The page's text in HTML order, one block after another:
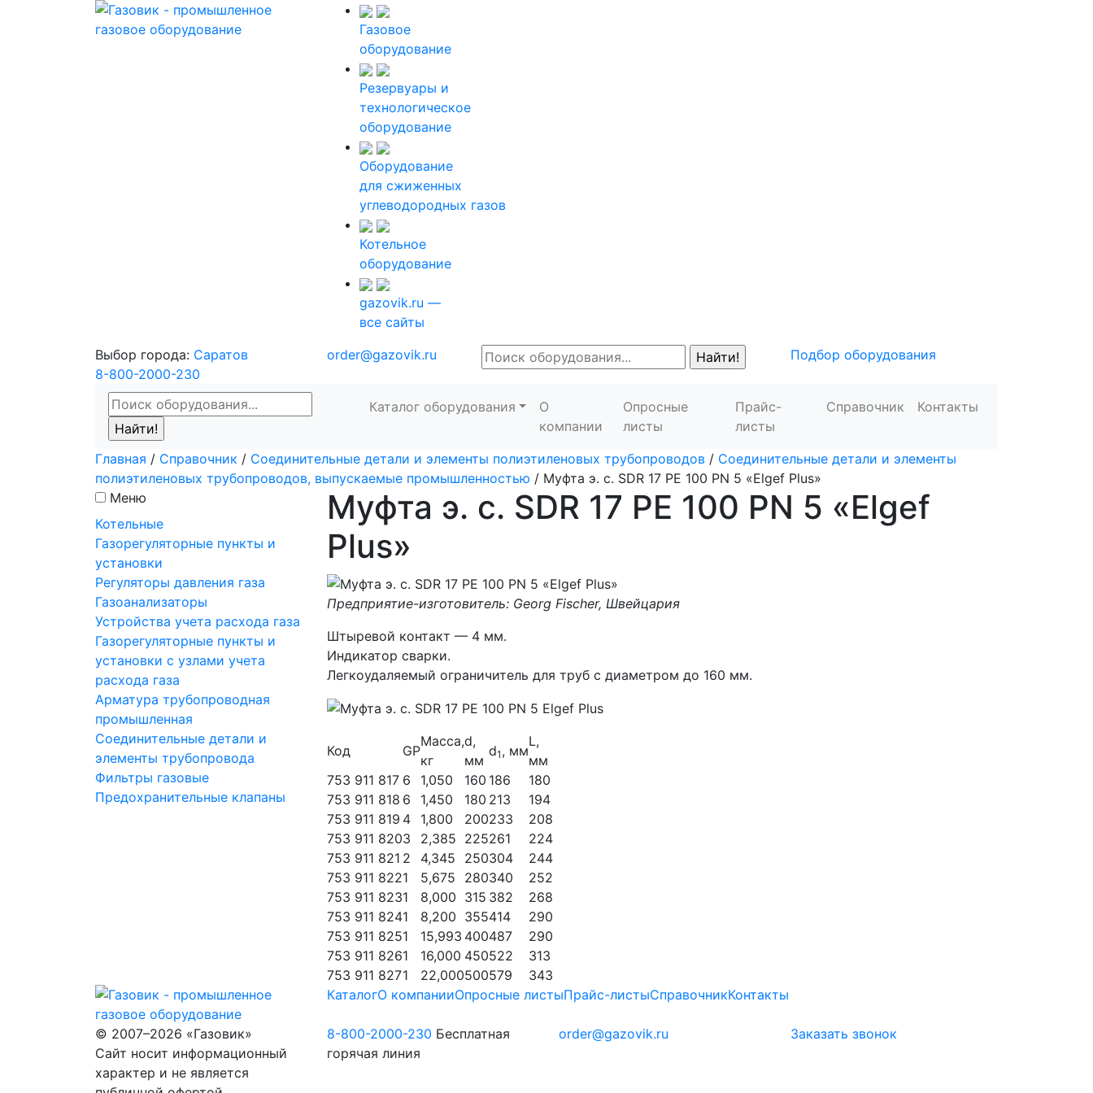
Газовое
оборудование
Резервуары и
технологическое
оборудование
Оборудование
для сжиженных
углеводородных газов
Котельное
оборудование
gazovik.ru —
все сайты
Выбор города: Саратов
8-800-2000-230
order@gazovik.ru Подбор оборудования
Каталог оборудования
О
компании
Опросные
листы
Прайс-
листы
Справочник Контакты
Главная / Справочник / Соединительные детали и элементы полиэтиленовых трубопроводов / Соединительные детали и элементы
полиэтиленовых трубопроводов, выпускаемые промышленностью / Муфта э. с. SDR 17 PE 100 PN 5 «Elgef Plus»
Меню
Котельные
Газорегуляторные пункты и
установки
Регуляторы давления газа
Газоанализаторы
Устройства учета расхода газа
Газорегуляторные пункты и
установки с узлами учета
расхода газа
Арматура трубопроводная
промышленная
Соединительные детали и
элементы трубопровода
Фильтры газовые
Предохранительные клапаны
Муфта э. с. SDR 17 PE 100 PN 5 «Elgef
Plus»
Предприятие-изготовитель: Georg Fischer, Швейцария
Штыревой контакт — 4 мм.
Индикатор сварки.
Легкоудаляемый ограничитель для труб с диаметром до 160 мм.
Код GP
Масса,
кг
d,
мм
d1 , мм
L,
мм
753 911 817
753 911 818
753 911 819
753 911 820
753 911 821
753 911 822
753 911 823
753 911 824
753 911 825
753 911 826
753 911 827
6
6
4
3
2
1
1
1
1
1
1
1,050
1,450
1,800
2,385
4,345
5,675
8,000
8,200
15,993
16,000
22,000
160
180
200
225
250
280
315
355
400
450
500
186
213
233
261
304
340
382
414
487
522
579
180
194
208
224
244
252
268
290
290
313
343
КаталогО компанииОпросные листыПрайс-листыСправочникКонтакты
© 2007–2026 «Газовик»
Сайт носит информационный
характер и не является
8-800-2000-230 Бесплатная
горячая линия
order@gazovik.ru Заказать звонок